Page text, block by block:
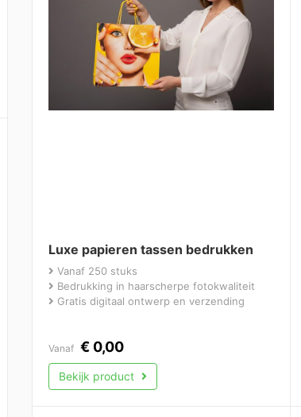
Luxe papieren tassen bedrukken
Vanaf 250 stuks
Bedrukking in haarscherpe fotokwaliteit
Gratis digitaal ontwerp en verzending
Vanaf € 0,00
Bekijk product